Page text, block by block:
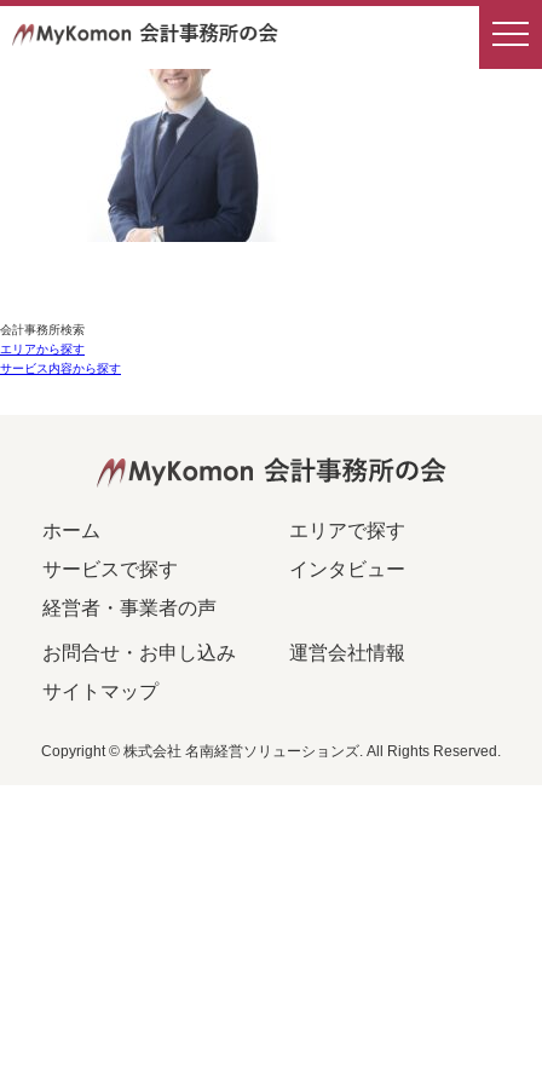
会計事務所検索
エリアから探す
サービス内容から探す
ホーム
エリアで探す
サービスで探す
インタビュー
経営者・事業者の声
お問合せ・お申し込み
運営会社情報
サイトマップ
Copyright © 株式会社 名南経営ソリューションズ. All Rights Reserved.